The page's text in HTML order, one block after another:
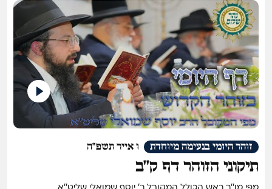
ו אייר תשפ"ה זוהר היומי בנעימה מיוחדת
תיקוני הזוהר דף ק''ב